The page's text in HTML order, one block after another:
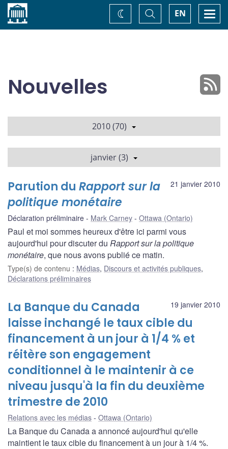
Accueil EN
Basculer
la
recherche
Changez
de
Nouvelles
2010 (70)
janvier (3)
21 janvier 2010
Parution du Rapport sur la
politique monétaire
Déclaration préliminaire Mark Carney Ottawa (Ontario)
Paul et moi sommes heureux d'être ici parmi vous
aujourd'hui pour discuter du Rapport sur la politique
monétaire, que nous avons publié ce matin.
Type(s) de contenu : Médias, Discours et activités publiques,
Déclarations préliminaires
19 janvier 2010
La Banque du Canada
laisse inchangé le taux cible du
financement à un jour à 1/4 % et
réitère son engagement
conditionnel à le maintenir à ce
niveau jusqu'à la fin du deuxième
trimestre de 2010
Relations avec les médias Ottawa (Ontario)
La Banque du Canada a annoncé aujourd'hui qu'elle
maintient le taux cible du financement à un jour à 1/4 %.